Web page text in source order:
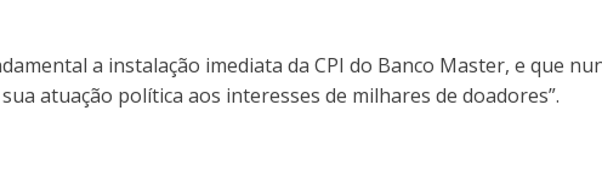
a instalação imediata da CPI do Banco Master, e que
atuação política aos interesses de milhares de doadores”.